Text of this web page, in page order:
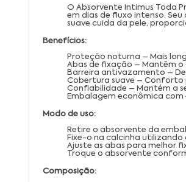
O Absorvente Intimus Toda
em dias de fluxo intenso.
suave cuida da pele,
Benefícios:
Proteção noturna – Mais
Abas de fixação – Mantêm
Barreira antivazamento –
Cobertura suave – Conforto
Confiabilidade – Mantém a
Embalagem econômica
Modo de uso:
Retire o absorvente da
Fixe-o na calcinha utilizando
Ajuste as abas para melhor
Troque o absorvente
Composição: